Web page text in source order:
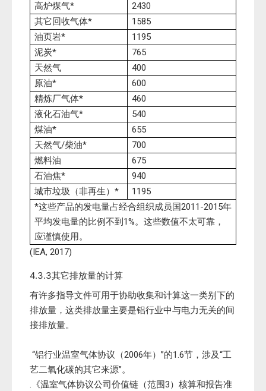
高炉煤气*
2430
其它回收气体*
1585
油页岩*
1195
泥炭*
765
天然气
400
原油*
600
精炼厂气体*
460
液化石油气*
540
煤油*
655
天然气/柴油*
700
燃料油
675
石油焦*
940
城市垃圾（非再生）*
1195
*这些产品的发电量占经合组织成员国2011-2015年
平均发电量的比例不到1%。这些数值不太可靠，
应谨慎使用。
(IEA, 2017)
4.3.3其它排放量的计算
有许多指导文件可用于协助收集和计算这一类别下的
排放量，这类排放量主要是铝行业中与电力无关的间
接排放量。
“铝行业温室气体协议（2006年）”的1.6节，涉及“工
艺二氧化碳的其它来源”。
.《温室气体协议公司价值链（范围3）核算和报告准